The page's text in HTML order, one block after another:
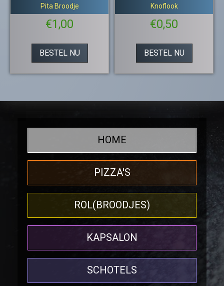
Pita Broodje
€1,00
BESTEL NU
Knoflook
€0,50
BESTEL NU
HOME
PIZZA'S
ROL(BROODJES)
KAPSALON
SCHOTELS